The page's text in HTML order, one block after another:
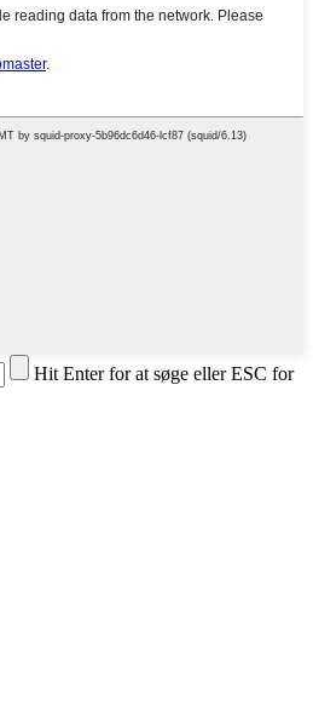
Hit Enter for at søge eller ESC for